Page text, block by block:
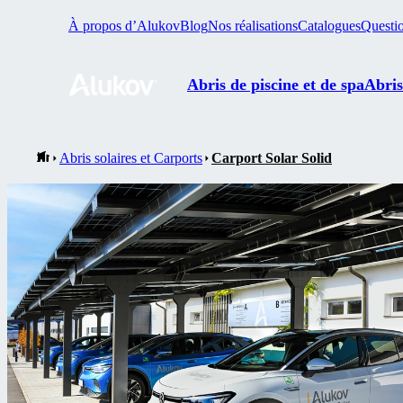
À propos d’AlukovBlogNos réalisationsCatalogues
Abris de piscine et de spa
Abris solaires et Carports Carport Solar Solid